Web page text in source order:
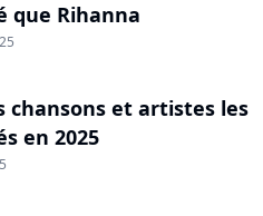
que Rihanna
chansons et artistes les
en 2025